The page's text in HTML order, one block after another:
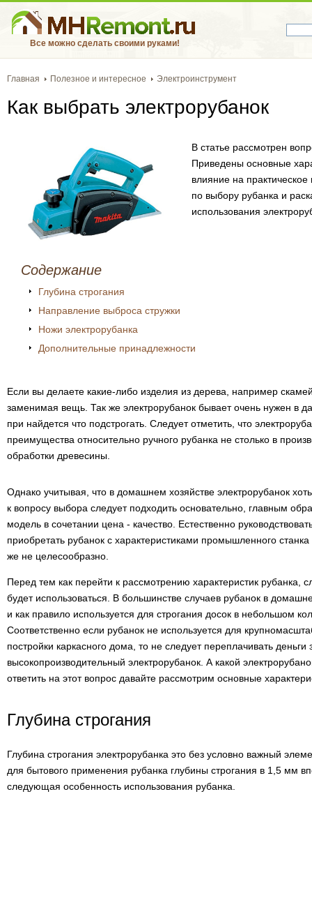
Все можно сделать своими руками!
Главная Полезное и интересное Электроинструмент
Как выбрать электрорубанок
В статье рассмотрен
Приведены основные
влияние на
по выбору рубанка и
использования
Содержание
Глубина строгания
Направление выброса стружки
Ножи электрорубанка
Дополнительные принадлежности
Если вы делаете какие-либо изделия из дерева, например
заменимая вещь. Так же электрорубанок бывает очень нужен в
при найдется что подстрогать. Следует отметить, что
преимущества относительно ручного рубанка не столько в
обработки древесины.
Однако учитывая, что в домашнем хозяйстве электрорубанок
к вопросу выбора следует подходить основательно, главным
модель в сочетании цена - качество. Естественно
приобретать рубанок с характеристиками промышленного станка
же не целесообразно.
Перед тем как перейти к рассмотрению характеристик рубанка,
будет использоваться. В большинстве случаев рубанок в
и как правило используется для строгания досок в небольшом
Соответственно если рубанок не используется для
постройки каркасного дома, то не следует переплачивать
высокопроизводительный электрорубанок. А какой
ответить на этот вопрос давайте рассмотрим основные
Глубина строгания
Глубина строгания электрорубанка это без условно важный
для бытового применения рубанка глубины строгания в 1,5 мм
следующая особенность использования рубанка.